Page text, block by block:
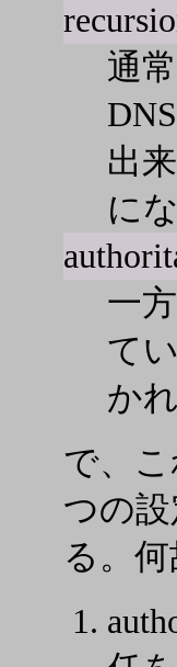
通
出
に
一
て
か
で、こ
つの
る。何